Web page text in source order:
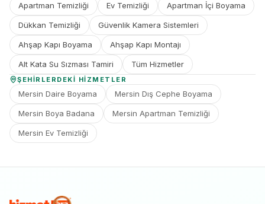
Apartman Temizliği Ev Temizliği Apartman İçi Boyama
Dükkan Temizliği Güvenlik Kamera Sistemleri
Ahşap Kapı Boyama Ahşap Kapı Montajı
Alt Kata Su Sızması Tamiri Tüm Hizmetler
ŞEHIRLERDEKI HIZMETLER
Mersin Daire Boyama Mersin Dış Cephe Boyama
Mersin Boya Badana Mersin Apartman Temizliği
Mersin Ev Temizliği